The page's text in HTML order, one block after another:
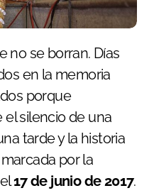
en la memoria
porque
silencio de una
tarde y la historia
por la
17 de junio de 2017.